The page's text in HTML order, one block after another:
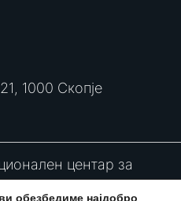
1000 Скопје
центар за
инциденти